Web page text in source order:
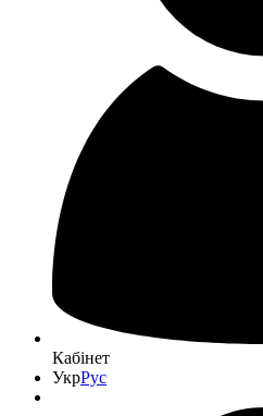
Кабінет
УкрРус